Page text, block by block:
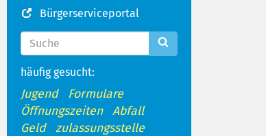
Bürgerserviceportal
häufig gesucht:
Jugend
Formulare
Öffnungszeiten
Abfall
Geld
zulassungsstelle